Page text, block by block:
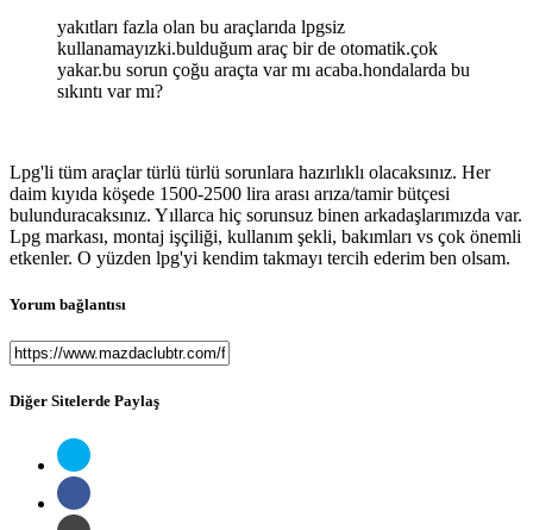
yakıtları fazla olan bu araçlarıda lpgsiz
kullanamayızki.bulduğum araç bir de otomatik.çok
yakar.bu sorun çoğu araçta var mı acaba.hondalarda bu
sıkıntı var mı?
Lpg'li tüm araçlar türlü türlü sorunlara hazırlıklı olacaksınız. Her
daim kıyıda köşede 1500-2500 lira arası arıza/tamir bütçesi
bulunduracaksınız. Yıllarca hiç sorunsuz binen arkadaşlarımızda var.
Lpg markası, montaj işçiliği, kullanım şekli, bakımları vs çok önemli
etkenler. O yüzden lpg'yi kendim takmayı tercih ederim ben olsam.
Yorum bağlantısı
Diğer Sitelerde Paylaş